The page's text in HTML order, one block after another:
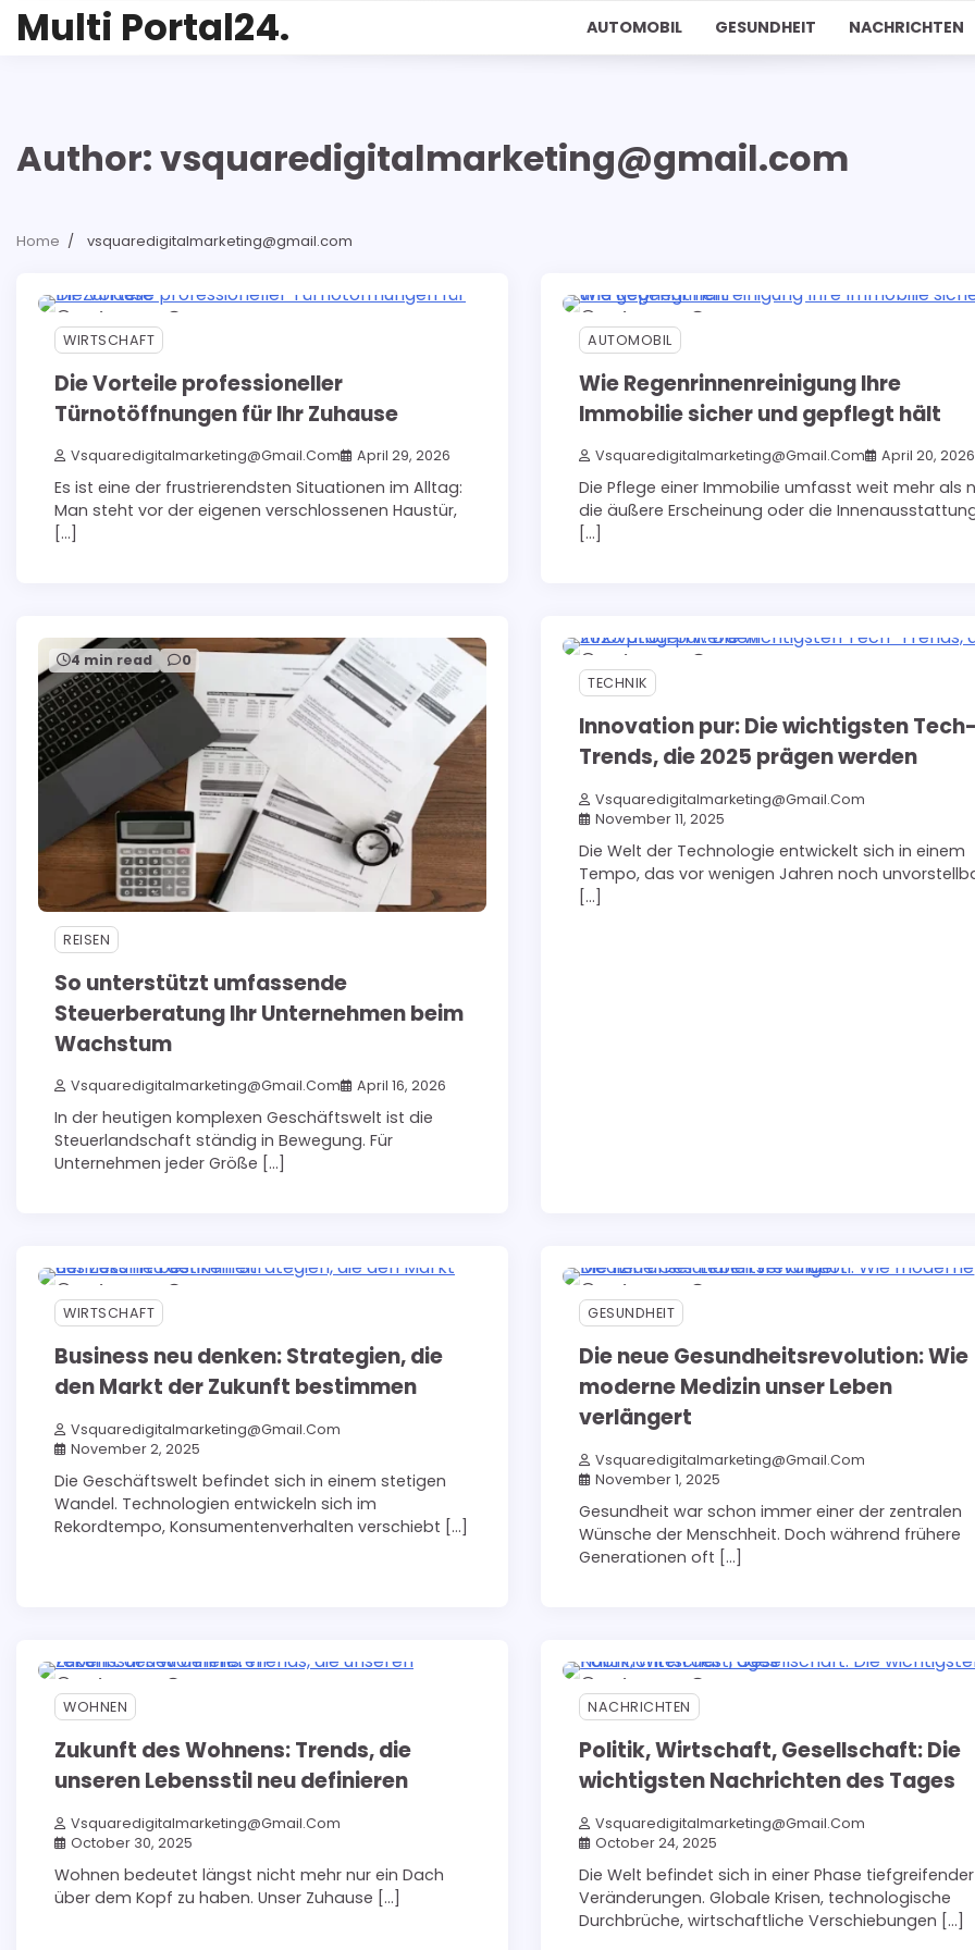
SkipMulti Portal24. AUTOMOBIL GESUNDHEIT NACHRICHTEN
Author:vsquaredigitalmarketing@gmail.com
Home vsquaredigitalmarketing@gmail.com
4 min read
WIRTSCHAFT
Die Vorteile professioneller
Türnotöffnungen für Ihr Zuhause
Vsquaredigitalmarketing@gmail.com April 29, 2026
Es ist eine der frustrierendsten Situationen im Alltag:
Man steht vor der eigenen verschlossenen Haustür,
[…]
5 min read
AUTOMOBIL
Wie Regenrinnenreinigung Ihre
Immobilie sicher und gepflegt hält
Vsquaredigitalmarketing@gmail.com April 20, 2026
Die Pflege einer Immobilie umfasst weit mehr als
die äußere Erscheinung oder die
[…]
4 min read 0
REISEN
So unterstützt umfassende
Steuerberatung Ihr Unternehmen beim
Wachstum
Vsquaredigitalmarketing@gmail.com April 16, 2026
In der heutigen komplexen Geschäftswelt ist die
Steuerlandschaft ständig in Bewegung. Für
Unternehmen jeder Größe […]
4 min read
TECHNIK
Innovation pur: Die wichtigsten Tech-
Trends, die 2025 prägen werden
Vsquaredigitalmarketing@gmail.com
November 11, 2025
Die Welt der Technologie entwickelt sich in einem
Tempo, das vor wenigen Jahren noch
[…]
4 min read
WIRTSCHAFT
Business neu denken: Strategien, die
den Markt der Zukunft bestimmen
Vsquaredigitalmarketing@gmail.com
November 2, 2025
Die Geschäftswelt befindet sich in einem stetigen
Wandel. Technologien entwickeln sich im
Rekordtempo, Konsumentenverhalten verschiebt […]
5 min read
GESUNDHEIT
Die neue Gesundheitsrevolution: Wie
moderne Medizin unser Leben
verlängert
Vsquaredigitalmarketing@gmail.com
November 1, 2025
Gesundheit war schon immer einer der zentralen
Wünsche der Menschheit. Doch während frühere
Generationen oft […]
5 min read
WOHNEN
Zukunft des Wohnens: Trends, die
unseren Lebensstil neu definieren
Vsquaredigitalmarketing@gmail.com
October 30, 2025
Wohnen bedeutet längst nicht mehr nur ein Dach
über dem Kopf zu haben. Unser Zuhause […]
5 min read
NACHRICHTEN
Politik, Wirtschaft, Gesellschaft: Die
wichtigsten Nachrichten des Tages
Vsquaredigitalmarketing@gmail.com
October 24, 2025
Die Welt befindet sich in einer Phase tiefgreifender
Veränderungen. Globale Krisen, technologische
Durchbrüche, wirtschaftliche Verschiebungen […]